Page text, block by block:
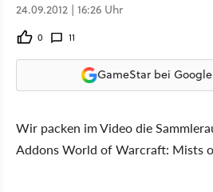
24.09.2012 | 16:26 Uhr
0 11
GameStar bei
Wir packen im Video die
Addons World of Warcraft: Mists